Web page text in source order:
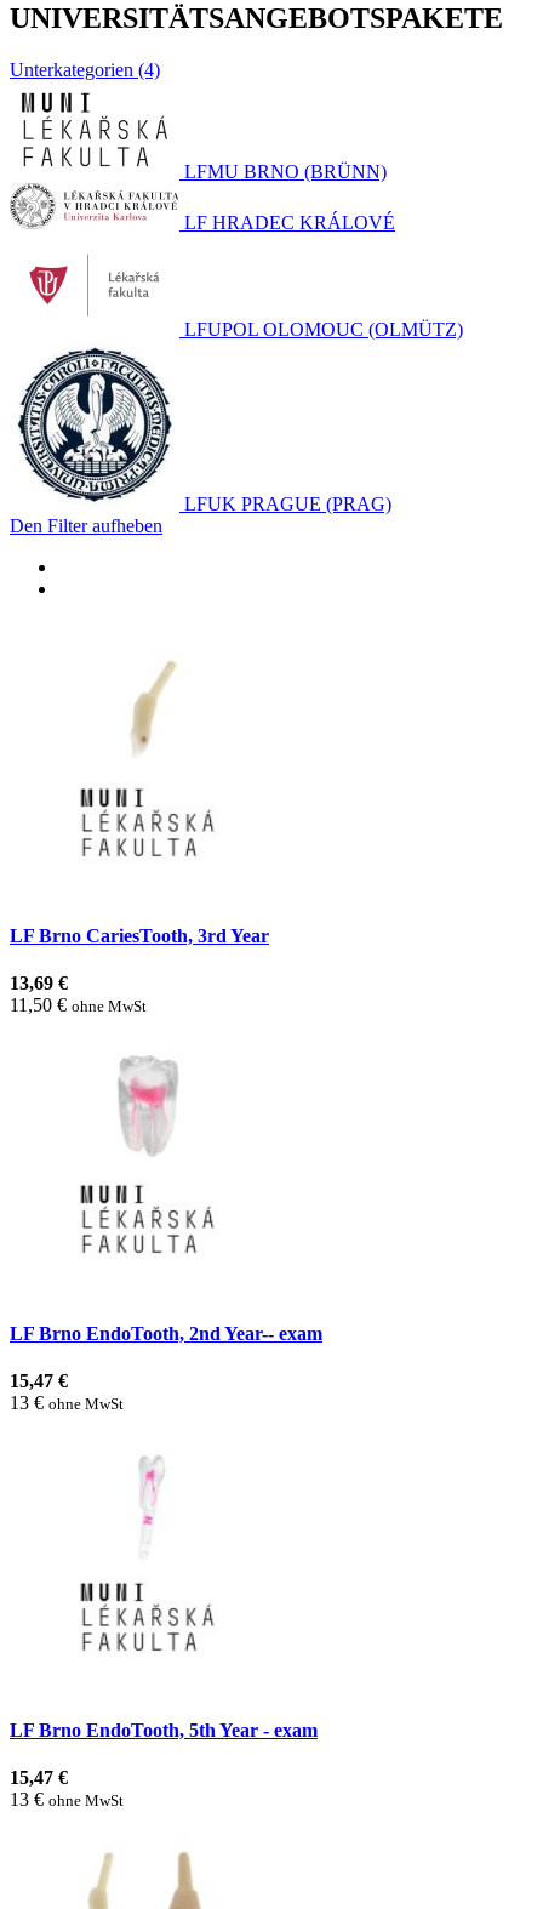
UNIVERSITÄTSANGEBOTSPAKETE
Unterkategorien (4)
LFMU BRNO (BRÜNN)
LF HRADEC KRÁLOVÉ
LFUPOL OLOMOUC (OLMÜTZ)
LFUK PRAGUE (PRAG)
Den Filter aufheben
LF Brno CariesTooth, 3rd Year
13,69 €
11,50 € ohne MwSt
LF Brno EndoTooth, 2nd Year-- exam
15,47 €
13 € ohne MwSt
LF Brno EndoTooth, 5th Year - exam
15,47 €
13 € ohne MwSt